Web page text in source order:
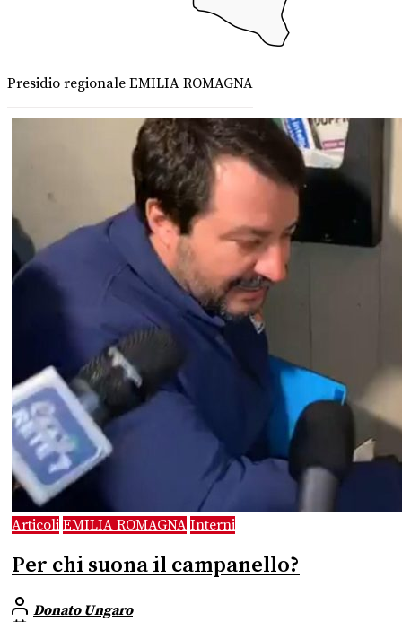
Presidio regionale EMILIA ROMAGNA
Articoli EMILIA ROMAGNA Interni
Per chi suona il campanello?
Donato Ungaro